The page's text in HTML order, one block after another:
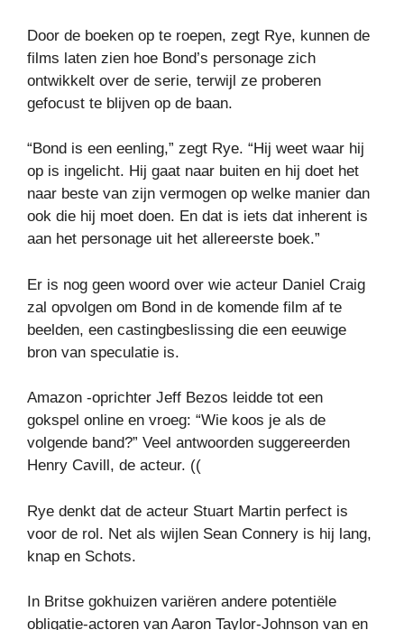
Door de boeken op te roepen, zegt Rye, kunnen de
films laten zien hoe Bond’s personage zich
ontwikkelt over de serie, terwijl ze proberen
gefocust te blijven op de baan.
“Bond is een eenling,” zegt Rye. “Hij weet waar hij
op is ingelicht. Hij gaat naar buiten en hij doet het
naar beste van zijn vermogen op welke manier dan
ook die hij moet doen. En dat is iets dat inherent is
aan het personage uit het allereerste boek.”
Er is nog geen woord over wie acteur Daniel Craig
zal opvolgen om Bond in de komende film af te
beelden, een castingbeslissing die een eeuwige
bron van speculatie is.
Amazon -oprichter Jeff Bezos leidde tot een
gokspel online en vroeg: “Wie koos je als de
volgende band?” Veel antwoorden suggereerden
Henry Cavill, de acteur. ((
Rye denkt dat de acteur Stuart Martin perfect is
voor de rol. Net als wijlen Sean Connery is hij lang,
knap en Schots.
In Britse gokhuizen variëren andere potentiële
obligatie-actoren van Aaron Taylor-Johnson van en